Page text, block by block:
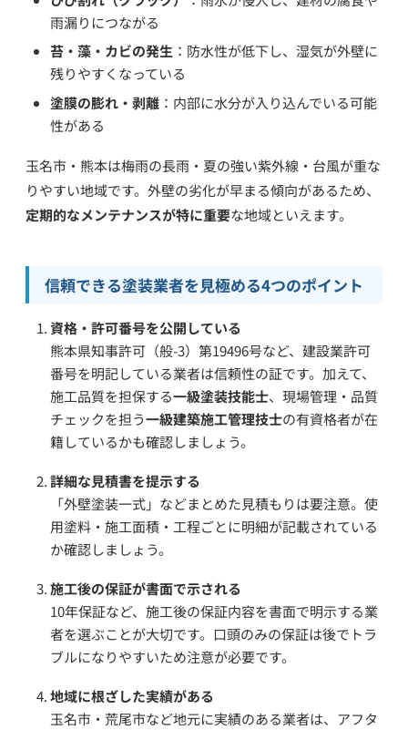
雨漏りにつながる
苔・藻・カビの発生 ：防水性が低下し、湿気が外壁に
残りやすくなっている
塗膜の膨れ・剥離 ：内部に水分が入り込んでいる可能
性がある
玉名市・熊本は梅雨の長雨・夏の強い紫外線・台風が重な
りやすい地域です。外壁の劣化が早まる傾向があるため、
定期的なメンテナンスが特に重要な地域といえます。
信頼できる塗装業者を見極める4つのポイント
資格・許可番号を公開している
熊本県知事許可（般-3）第19496号など、建設業許可
番号を明記している業者は信頼性の証です。加えて、
施工品質を担保する一級塗装技能士、現場管理・品質
チェックを担う一級建築施工管理技士の有資格者が在
籍しているかも確認しましょう。
詳細な見積書を提示する
「外壁塗装一式」などまとめた見積もりは要注意。使
用塗料・施工面積・工程ごとに明細が記載されている
か確認しましょう。
施工後の保証が書面で示される
10年保証など、施工後の保証内容を書面で明示する業
者を選ぶことが大切です。口頭のみの保証は後でトラ
ブルになりやすいため注意が必要です。
地域に根ざした実績がある
玉名市・荒尾市など地元に実績のある業者は、アフタ